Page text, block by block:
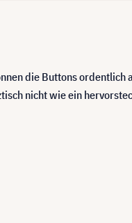
die Buttons
nicht wie ein